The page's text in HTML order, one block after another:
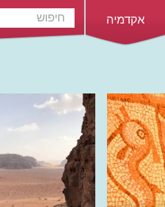
אקדמיה